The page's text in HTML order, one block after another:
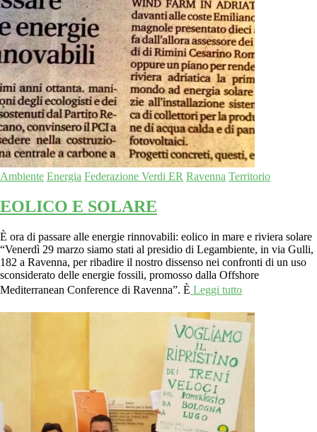
Ambiente Energia Federazione Verdi ER Ravenna Territorio
EOLICO E SOLARE
È ora di passare alle energie rinnovabili: eolico in mare e riviera solare
“Venerdì 29 marzo siamo stati al presidio di Legambiente, in via Gulli,
182 a Ravenna, per ribadire il nostro dissenso nei confronti di un uso
sconsiderato delle energie fossili, promosso dalla Offshore
Mediterranean Conference di Ravenna”. È Leggi tutto